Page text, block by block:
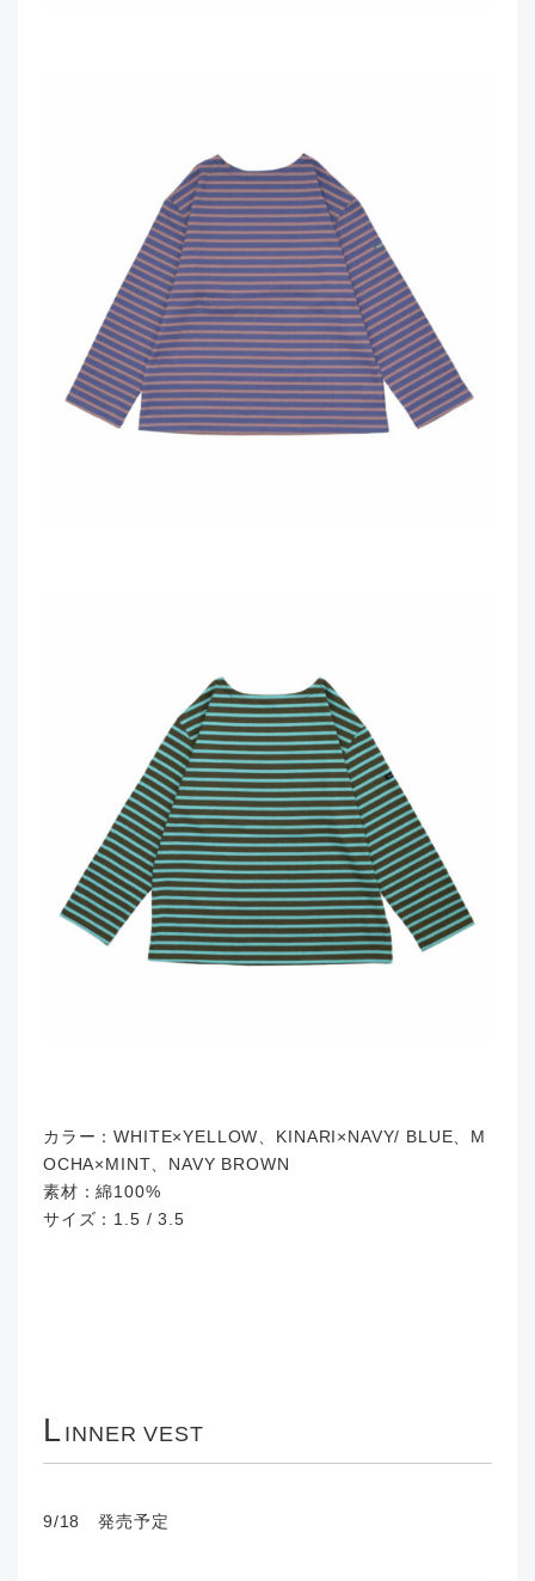
カラー：WHITE×YELLOW、KINARI×NAVY/ BLUE、M
OCHA×MINT、NAVY BROWN
素材：綿100%
サイズ：1.5 / 3.5
L INNER VEST
9/18 発売予定